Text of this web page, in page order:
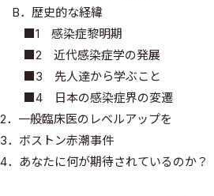
B．歴史的な経緯
■1 感染症黎明期
■2 近代感染症学の発展
■3 先人達から学ぶこと
■4 日本の感染症界の変遷
2．一般臨床医のレベルアップを
3．ボストン赤潮事件
4．あなたに何が期待されているのか？